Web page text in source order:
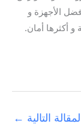
الأجهزة و
و أكثرها أمان.
التالية ←